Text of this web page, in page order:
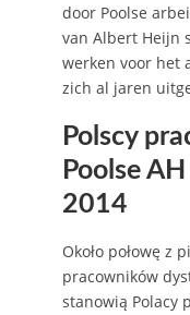
door Poolse
van Albert Heijn
werken voor het
zich al jaren
Polscy
Poolse
2014
Około połowę z
pracowników
stanowią Polacy